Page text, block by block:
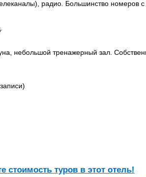
радио. Большинство номеров с
небольшой тренажерный зал.
стоимость туров в этот отель!